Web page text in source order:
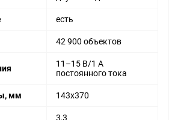
есть
42 900 объектов
11–15 В/1 А
постоянного тока
мм 143x370
3,3